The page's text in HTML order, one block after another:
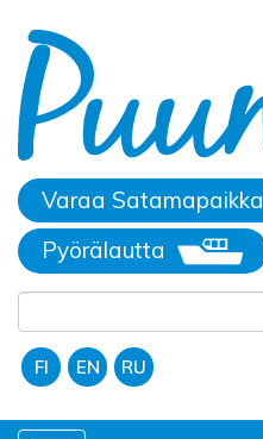
Varaa Satamapaikka
Pyörälautta
FI EN RU